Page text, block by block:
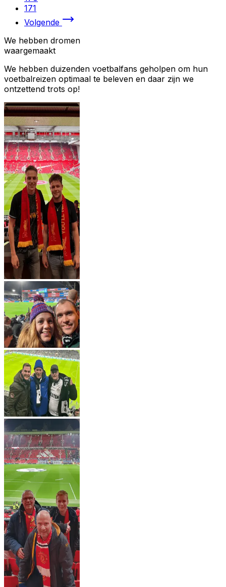
171
Volgende
We hebben dromen
waargemaakt
We hebben duizenden voetbalfans geholpen om hun
voetbalreizen optimaal te beleven en daar zijn we
ontzettend trots op!